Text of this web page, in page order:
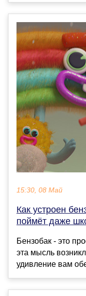
15:30, 08 Май
Как устроен
поймёт даже
Бензобак - это
эта мысль
удивление вам